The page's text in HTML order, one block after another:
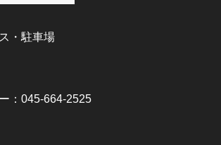
・駐車場
：045-664-2525